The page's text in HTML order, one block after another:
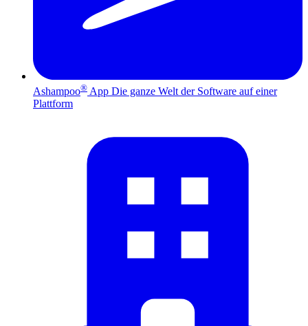
Ashampoo® App Die ganze Welt der Software auf einer
Plattform